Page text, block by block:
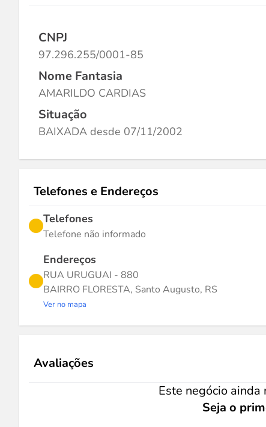
CNPJ
97.296.255/0001-85
Nome Fantasia
AMARILDO CARDIAS
Situação
BAIXADA desde 07/11/2002
Telefones e Endereços
Telefones
Telefone não informado
Endereços
RUA URUGUAI - 880
BAIRRO FLORESTA, Santo Augusto, RS
Ver no mapa
Avaliações
Este negócio ainda
Seja o